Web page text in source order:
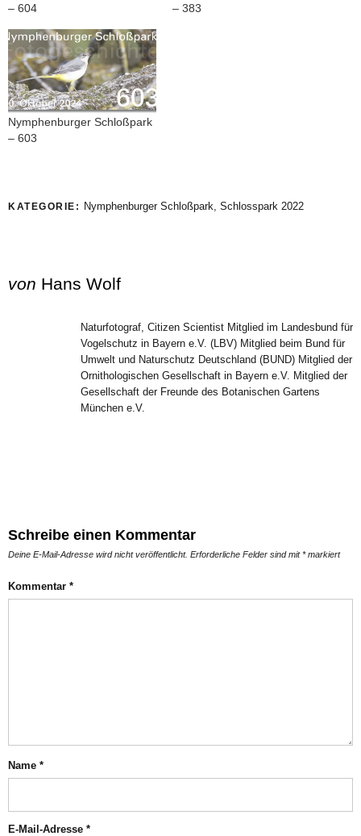
– 604
– 383
Nymphenburger Schloßpark
– 603
KATEGORIE: Nymphenburger Schloßpark Schlosspark 2022
von Hans Wolf
Naturfotograf, Citizen Scientist Mitglied im Landesbund für
Vogelschutz in Bayern e.V. (LBV) Mitglied beim Bund für
Umwelt und Naturschutz Deutschland (BUND) Mitglied der
Ornithologischen Gesellschaft in Bayern e.V. Mitglied der
Gesellschaft der Freunde des Botanischen Gartens
München e.V.
Schreibe einen Kommentar
Deine E-Mail-Adresse wird nicht veröffentlicht. Erforderliche Felder sind mit*markiert
Kommentar *
Name *
E-Mail-Adresse *